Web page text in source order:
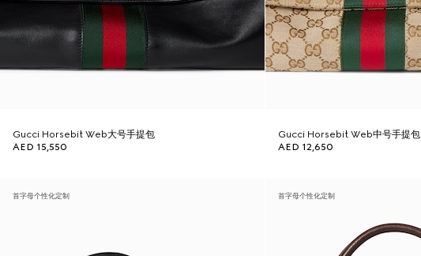
Gucci Horsebit Web大号手提包
AED 15,550
Gucci Horsebit Web中号手提包
AED 12,650
首字母个性化定制 首字母个性化定制